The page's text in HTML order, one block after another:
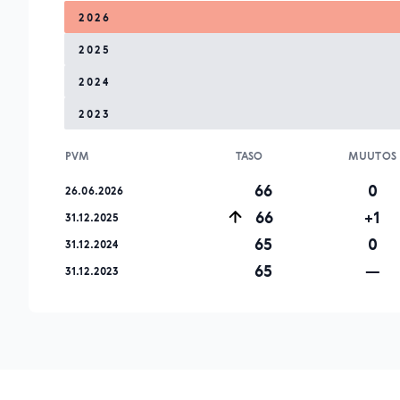
2026
2025
2024
2023
PVM TASO MUUTOS
26.06.2026 66 0
31.12.2025 66 +1
31.12.2024 65 0
31.12.2023 65 —